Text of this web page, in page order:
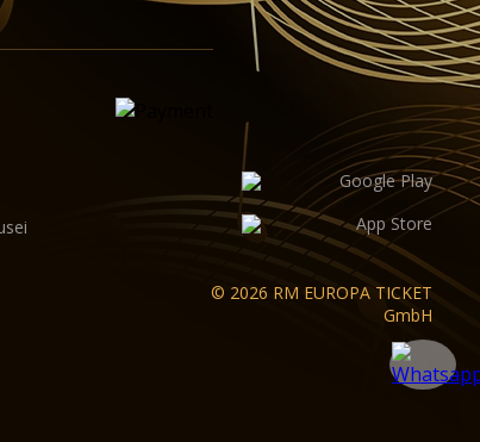
© 2026 RM EUROPA TICKET
GmbH